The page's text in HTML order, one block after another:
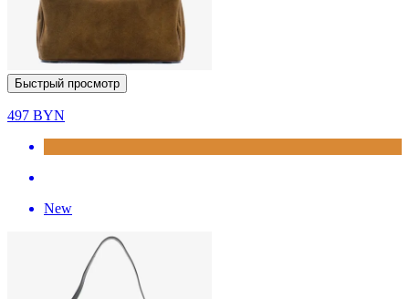
Быстрый просмотр
497 BYN
New